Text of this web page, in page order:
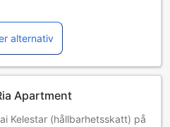
alternativ
Apartment
Kelestar (hållbarhetsskatt) på